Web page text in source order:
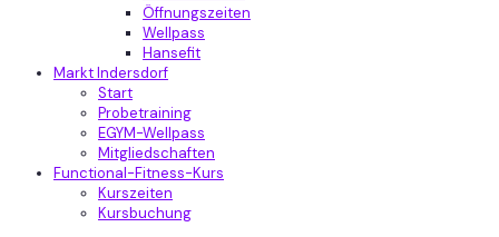
Öffnungszeiten
Wellpass
Hansefit
Markt Indersdorf
Start
Probetraining
EGYM-Wellpass
Mitgliedschaften
Functional-Fitness-Kurs
Kurszeiten
Kursbuchung